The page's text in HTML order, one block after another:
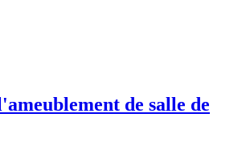
de salle de